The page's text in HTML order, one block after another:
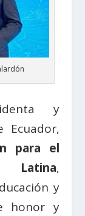
y
Ecuador,
para el
Latina,
y
honor y